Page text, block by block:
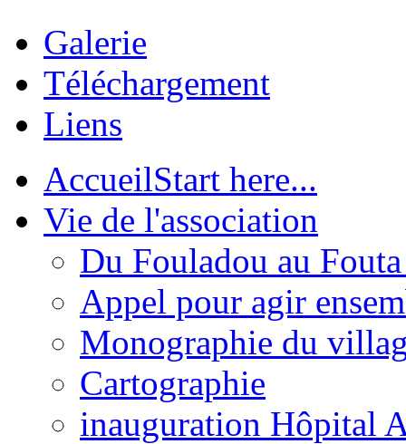
Galerie
Téléchargement
Liens
AccueilStart here...
Vie de l'association
Du Fouladou au
Appel pour agir
Monographie du
Cartographie
inauguration Hôpital